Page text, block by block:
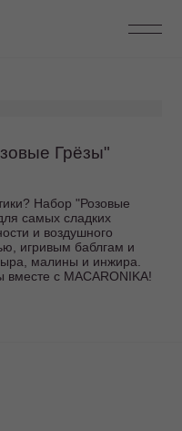
Грёзы"
Набор "Розовые
самых сладких
и воздушного
игривым баблгам и
малины и инжира.
с MACARONIKA!